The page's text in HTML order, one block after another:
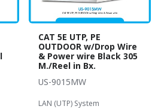
CAT 5E UTP, PE
OUTDOOR w/Drop Wire
& Power wire Black 305
M./Reel in Bx.
US-9015MW
LAN (UTP) System